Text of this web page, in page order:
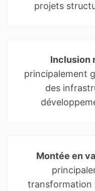
projets
Inclusion
principalement
des
Montée en
transformation